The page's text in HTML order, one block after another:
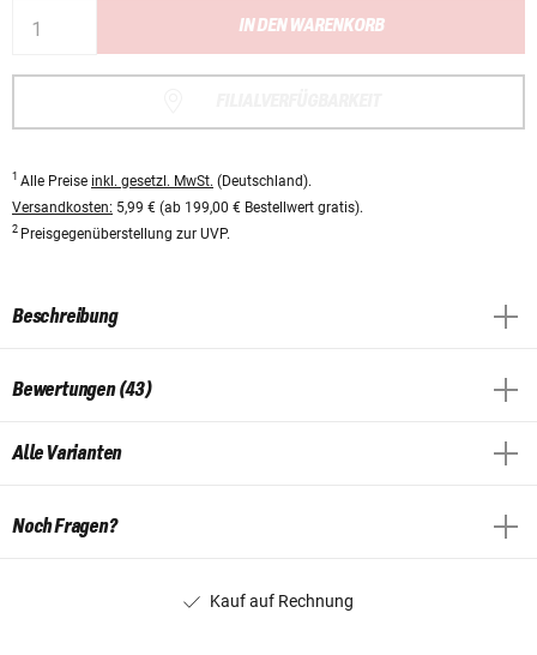
IN DEN WARENKORB
1 Alle Preise inkl. gesetzl. MwSt. (Deutschland).
Versandkosten: 5,99 € (ab 199,00 € Bestellwert gratis).
2 Preisgegenüberstellung zur UVP.
Beschreibung
Bewertungen (43)
Alle Varianten
Noch Fragen?
Kauf auf Rechnung